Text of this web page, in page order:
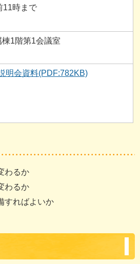
11時まで
1階第1会議室
明会資料(PDF:782KB)
わるか
わるか
すればよいか